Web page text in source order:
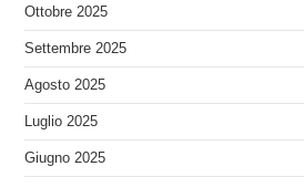
Ottobre 2025
Settembre 2025
Agosto 2025
Luglio 2025
Giugno 2025